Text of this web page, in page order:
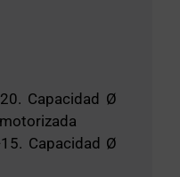
Capacidad Ø
Capacidad Ø